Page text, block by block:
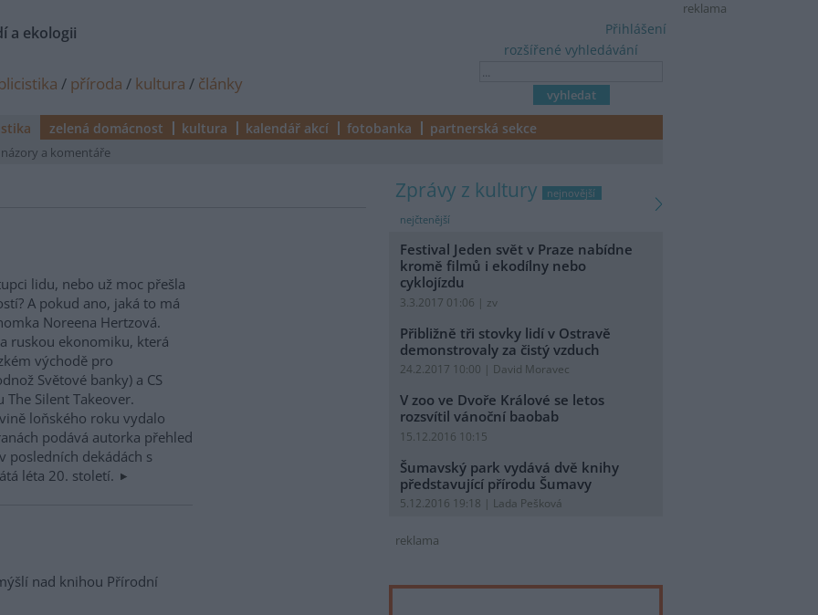
reklama
a ekologii
/ příroda / kultura / články
rozšířené vyhledávání
Přihlášení
zelená domácnost kultura kalendář akcí fotobanka partnerská sekce
názory a komentáře
lidu, nebo už moc přešla
A pokud ano, jaká to má
Noreena Hertzová.
ruskou ekonomiku, která
východě pro
Světové banky) a CS
Silent Takeover.
loňského roku vydalo
podává autorka přehled
posledních dekádách s
léta 20. století.
nad knihou Přírodní
zprávy z kultury
nejnovější
nejčtenější
Festival Jeden svět v Praze nabídne
kromě filmů i ekodílny nebo
cyklojízdu
3.3.2017 01:06 | zv
Přibližně tři stovky lidí v Ostravě
demonstrovaly za čistý vzduch
24.2.2017 10:00 | David Moravec
V zoo ve Dvoře Králové se letos
rozsvítil vánoční baobab
15.12.2016 10:15
Šumavský park vydává dvě knihy
představující přírodu Šumavy
5.12.2016 19:18 | Lada Pešková
reklama